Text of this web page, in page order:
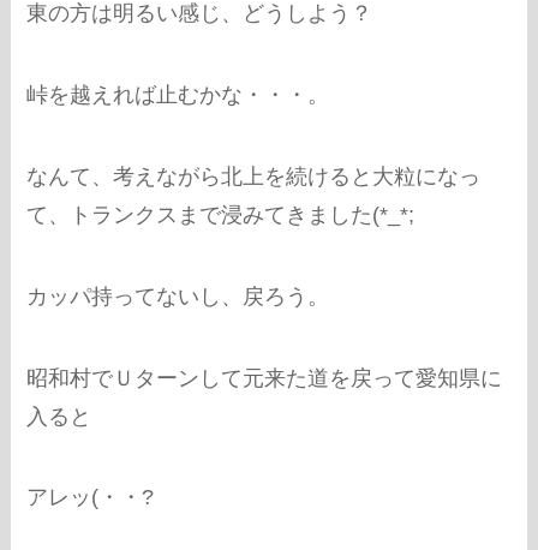
東の方は明るい感じ、どうしよう？
峠を越えれば止むかな・・・。
なんて、考えながら北上を続けると大粒になっ
て、トランクスまで浸みてきました(*_*;
カッパ持ってないし、戻ろう。
昭和村でＵターンして元来た道を戻って愛知県に
入ると
アレッ(・・?